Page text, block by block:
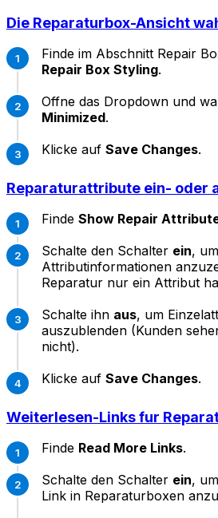
Die Reparaturbox-Ansicht
Finde im Abschnitt Repair
Repair Box Styling.
Offne das Dropdown und
Minimized.
Klicke auf Save Changes.
Reparaturattribute ein- oder
Finde Show Repair
Schalte den Schalter ein, um
Attributinformationen
Reparatur nur ein Attribut
Schalte ihn aus, um
auszublenden (Kunden
nicht).
Klicke auf Save Changes.
Weiterlesen-Links fur
Finde Read More Links.
Schalte den Schalter ein,
Link in Reparaturboxen